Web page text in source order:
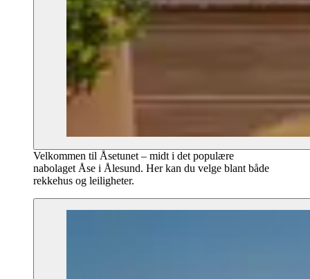
Velkommen til Åsetunet – midt i det populære
nabolaget Åse i Ålesund. Her kan du velge blant både
rekkehus og leiligheter.